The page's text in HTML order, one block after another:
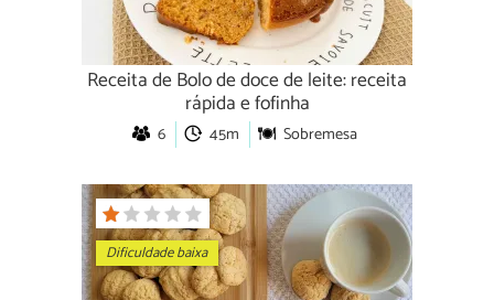
Receita de Bolo de doce de leite: receita
rápida e fofinha
6 45m Sobremesa
Dificuldade baixa